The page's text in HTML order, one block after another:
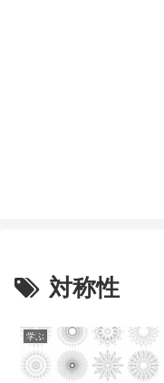
対称性
学ぶ